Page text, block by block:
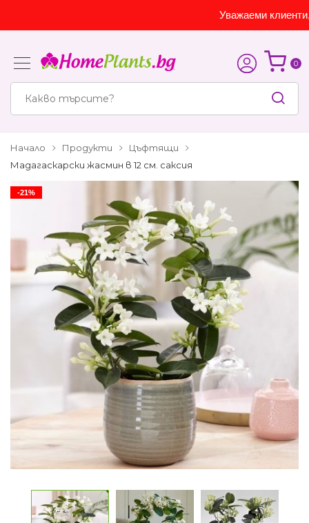
Уважаеми клиенти,
0
Начало Продукти
Цъфтящи
Мадагаскарски жасмин в 12 см. саксия
-21%